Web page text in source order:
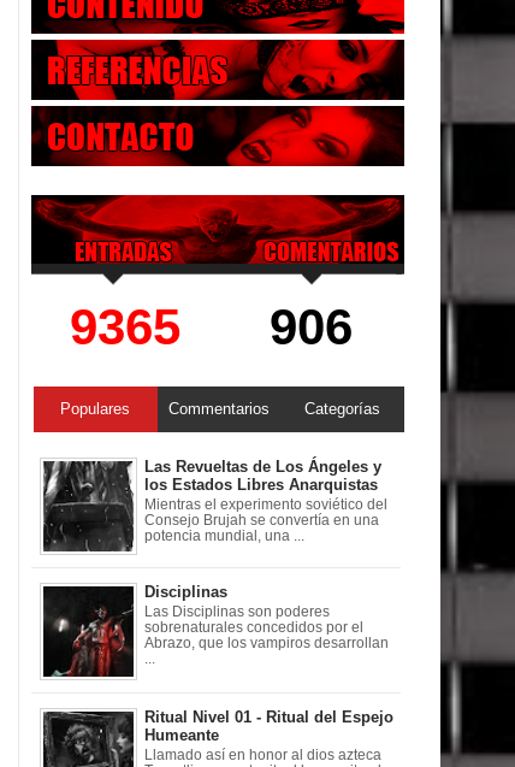
9365 906
Populares Commentarios Categorías
Las Revueltas de Los Ángeles y
los Estados Libres Anarquistas
Mientras el experimento soviético del
Consejo Brujah se convertía en una
potencia mundial, una ...
Disciplinas
Las Disciplinas son poderes
sobrenaturales concedidos por el
Abrazo, que los vampiros desarrollan
Ritual Nivel 01 - Ritual del Espejo
Humeante
Llamado así en honor al dios azteca